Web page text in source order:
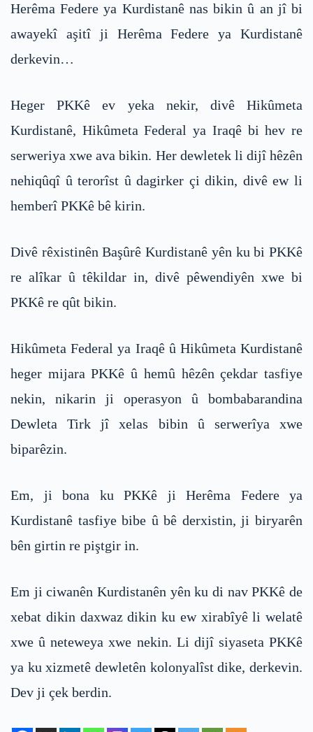
Herêma Federe ya Kurdistanê nas bikin û an jî bi
awayekî aşitî ji Herêma Federe ya Kurdistanê
derkevin…
Heger PKKê ev yeka nekir, divê Hikûmeta
Kurdistanê, Hikûmeta Federal ya Iraqê bi hev re
serweriya xwe ava bikin. Her dewletek li dijî hêzên
nehiqûqî û terorîst û dagirker çi dikin, divê ew li
hemberî PKKê bê kirin.
Divê rêxistinên Başûrê Kurdistanê yên ku bi PKKê
re alîkar û têkildar in, divê pêwendiyên xwe bi
PKKê re qût bikin.
Hikûmeta Federal ya Iraqê û Hikûmeta Kurdistanê
heger mijara PKKê û hemû hêzên çekdar tasfiye
nekin, nikarin ji operasyon û bombabarandina
Dewleta Tirk jî xelas bibin û serwerîya xwe
biparêzin.
Em, ji bona ku PKKê ji Herêma Federe ya
Kurdistanê tasfiye bibe û bê derxistin, ji biryarên
bên girtin re piştgir in.
Em ji ciwanên Kurdistanên yên ku di nav PKKê de
xebat dikin daxwaz dikin ku ew xirabîyê li welatê
xwe û neteweya xwe nekin. Li dijî siyaseta PKKê
ya ku xizmetê dewletên kolonyalîst dike, derkevin.
Dev ji çek berdin.